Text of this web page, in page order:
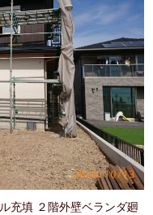
充填 ２階外壁ベランダ廻